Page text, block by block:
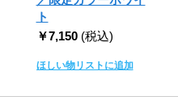
ト
￥7,150 (税込)
ほしい物リストに追加